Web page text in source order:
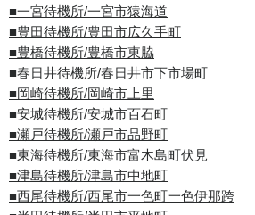
■一宮待機所/一宮市猿海道
■豊田待機所/豊田市広久手町
■豊橋待機所/豊橋市東脇
■春日井待機所/春日井市下市場町
■岡崎待機所/岡崎市上里
■安城待機所/安城市百石町
■瀬戸待機所/瀬戸市品野町
■東海待機所/東海市富木島町伏見
■津島待機所/津島市中地町
■西尾待機所/西尾市一色町一色伊那跨